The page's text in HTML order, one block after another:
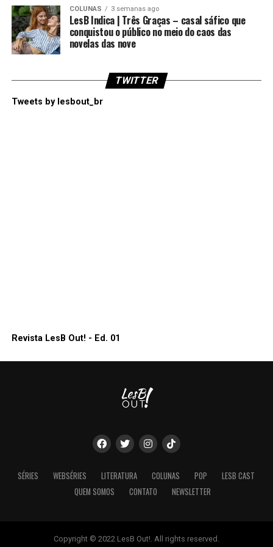
COLUNAS 3 semanas ago
LesB Indica | Três Graças – casal sáfico que
conquistou o público no meio do caos das
novelas das nove
TWITTER
Tweets by lesbout_br
Revista LesB Out! - Ed. 01
SÉRIES WEBSÉRIES LITERATURA COLUNAS POP
LESB CAST
QUEM SOMOS
CONTATO NEWSLETTER
Copyright © 2022 LesB Out!. All rights reserved.